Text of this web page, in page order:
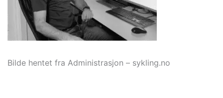
Bilde hentet fra Administrasjon – sykling.no